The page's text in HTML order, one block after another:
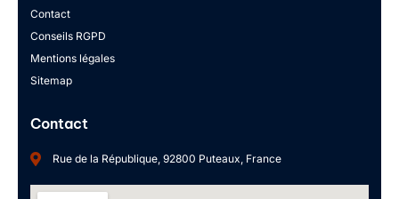
Contact
Conseils RGPD
Mentions légales
Sitemap
Contact
Rue de la République, 92800 Puteaux, France